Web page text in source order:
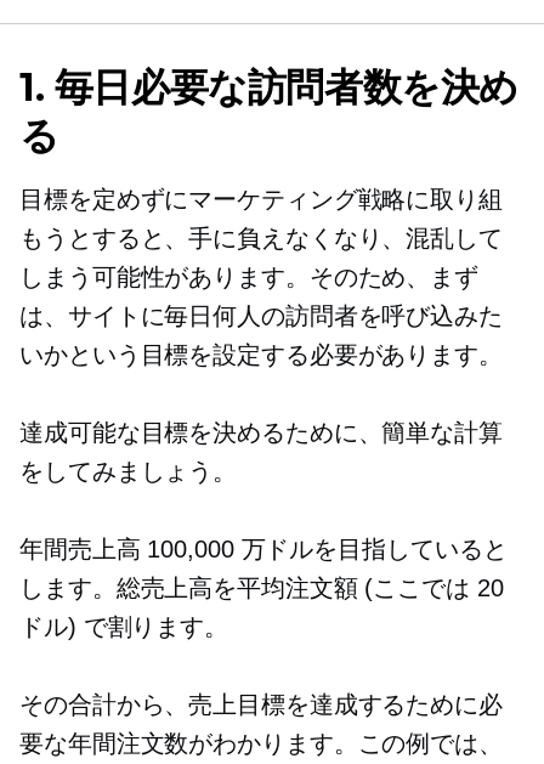
1. 毎日必要な訪問者数を決め
る
目標を定めずにマーケティング戦略に取り組
もうとすると、手に負えなくなり、混乱して
しまう可能性があります。そのため、まず
は、サイトに毎日何人の訪問者を呼び込みた
いかという目標を設定する必要があります。
達成可能な目標を決めるために、簡単な計算
をしてみましょう。
年間売上高 100,000 万ドルを目指していると
します。総売上高を平均注文額 (ここでは 20
ドル) で割ります。
その合計から、売上目標を達成するために必
要な年間注文数がわかります。この例では、